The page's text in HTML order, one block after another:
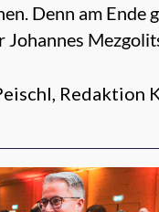
Denn am Ende
Redaktion
für dich: